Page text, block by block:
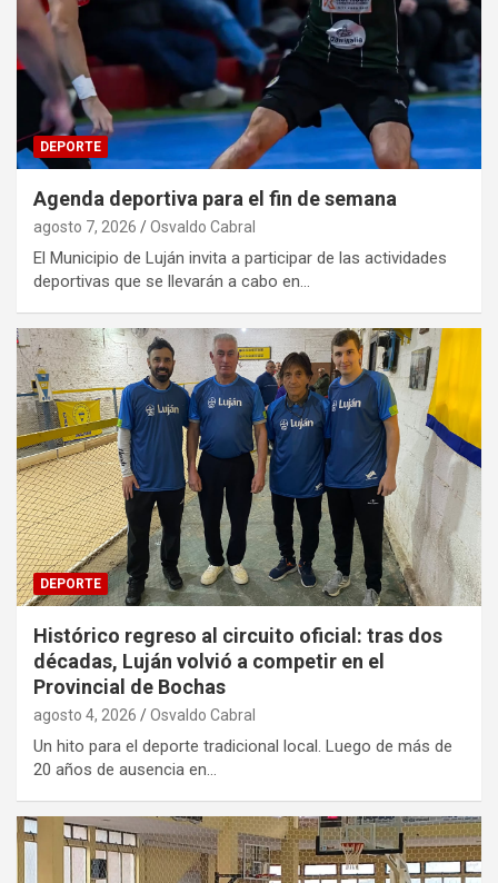
DEPORTE
Agenda deportiva para el fin de semana
agosto 7, 2026 Osvaldo Cabral
El Municipio de Luján invita a participar de las actividades
deportivas que se llevarán a cabo en…
DEPORTE
Histórico regreso al circuito oficial: tras dos
décadas, Luján volvió a competir en el
Provincial de Bochas
agosto 4, 2026 Osvaldo Cabral
Un hito para el deporte tradicional local. Luego de más de
20 años de ausencia en…